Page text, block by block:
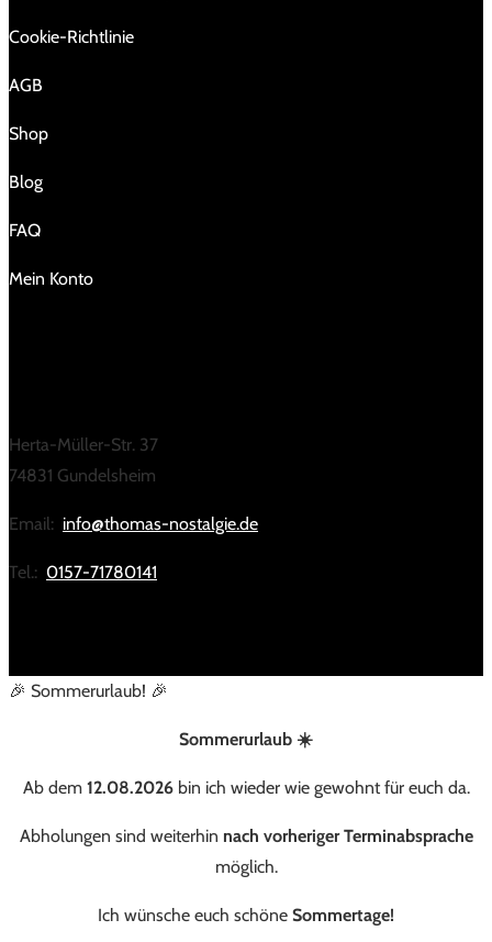
Cookie-Richtlinie
AGB
Shop
Blog
FAQ
Mein Konto
Herta-Müller-Str. 37
74831 Gundelsheim
Email: info@thomas-nostalgie.de
Tel.: 0157-71780141
🎉 Sommerurlaub! 🎉
Sommerurlaub ☀️
Ab dem 12.08.2026bin ich wieder wie gewohnt für euch da.
Abholungen sind weiterhin nach vorheriger Terminabsprache
möglich.
Ich wünsche euch schöne Sommertage!